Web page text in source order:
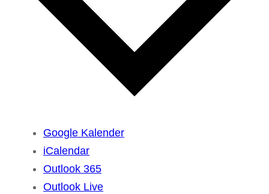
Google Kalender
iCalendar
Outlook 365
Outlook Live